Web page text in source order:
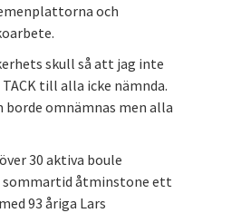
och
skull så att jag inte
till alla icke nämnda.
borde omnämnas men alla
30 aktiva boule
sommartid åtminstone ett
93 åriga Lars